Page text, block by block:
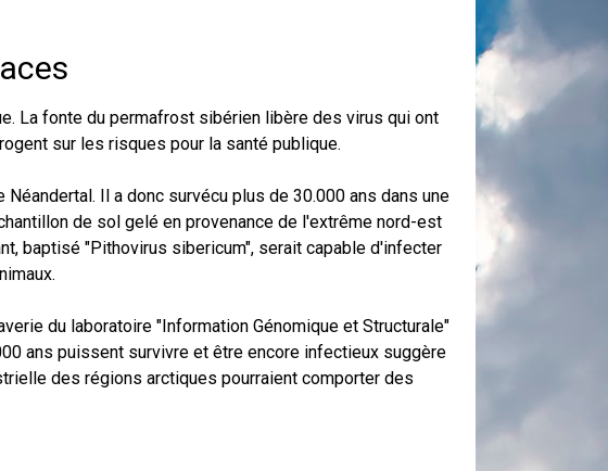
La fonte du permafrost sibérien libère des virus qui ont
sur les risques pour la santé publique.
Il a donc survécu plus de 30.000 ans dans une
de sol gelé en provenance de l'extrême nord-est
baptisé "Pithovirus sibericum", serait capable d'infecter
du laboratoire "Information Génomique et Structurale"
ans puissent survivre et être encore infectieux suggère
des régions arctiques pourraient comporter des